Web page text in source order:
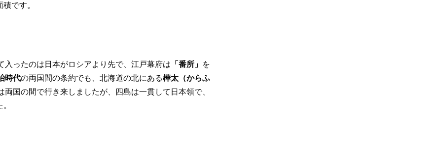
です。
入ったのは日本がロシアより先で、江戸幕府は 「番所」 を
時代の両国間の条約でも、北海道の北にある樺太（からふ
両国の間で行き来しましたが、四島は一貫して日本領で、